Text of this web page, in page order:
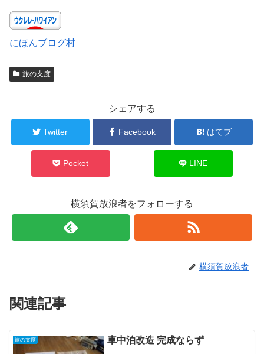
にほんブログ村
旅の支度
シェアする
Twitter Facebook はてブ
Pocket LINE
横須賀放浪者をフォローする
横須賀放浪者
関連記事
旅の支度 車中泊改造 完成ならず